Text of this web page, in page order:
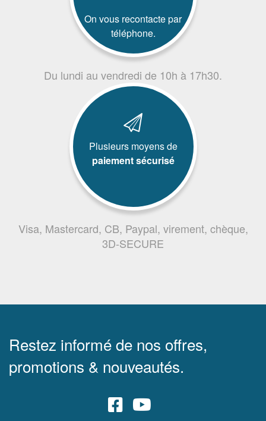
On vous recontacte par
téléphone.
Du lundi au vendredi de 10h à 17h30.
Plusieurs moyens de
paiement sécurisé
Visa, Mastercard, CB, Paypal, virement, chèque,
3D-SECURE
Restez informé de nos offres,
promotions & nouveautés.